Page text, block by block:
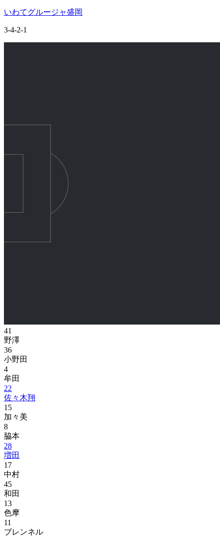
いわてグルージャ盛岡
3-4-2-1
41
野澤
36
小野田
4
牟田
22
佐々木翔
15
加々美
8
脇本
28
増田
17
中村
45
和田
13
色摩
11
ブレンネル